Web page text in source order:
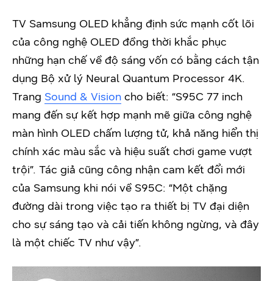
TV Samsung OLED khẳng định sức mạnh cốt lõi
của công nghệ OLED đồng thời khắc phục
những hạn chế về độ sáng vốn có bằng cách tận
dụng Bộ xử lý Neural Quantum Processor 4K.
Trang Sound & Vision cho biết: “S95C 77 inch
mang đến sự kết hợp mạnh mẽ giữa công nghệ
màn hình OLED chấm lượng tử, khả năng hiển thị
chính xác màu sắc và hiệu suất chơi game vượt
trội”. Tác giả cũng công nhận cam kết đổi mới
của Samsung khi nói về S95C: “Một chặng
đường dài trong việc tạo ra thiết bị TV đại diện
cho sự sáng tạo và cải tiến không ngừng, và đây
là một chiếc TV như vậy”.